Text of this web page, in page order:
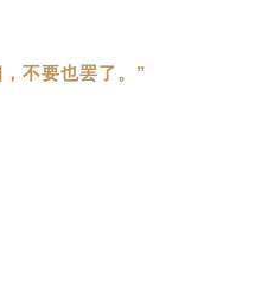
不要也罢了。”